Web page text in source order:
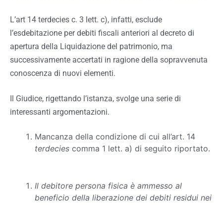
L’art 14 terdecies c. 3 lett. c), infatti, esclude
l’esdebitazione per debiti fiscali anteriori al decreto di
apertura della Liquidazione del patrimonio, ma
successivamente accertati in ragione della sopravvenuta
conoscenza di nuovi elementi.
Il Giudice, rigettando l’istanza, svolge una serie di
interessanti argomentazioni.
Mancanza della condizione di cui all’art. 14
terdecies comma 1 lett. a) di seguito riportato.
Il debitore persona fisica è ammesso al
beneficio della liberazione dei debiti residui nei